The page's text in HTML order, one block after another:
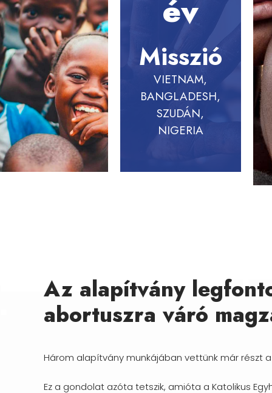
év
Misszió
VIETNAM,
BANGLADESH,
SZUDÁN,
NIGERIA
Az alapítvány
abortuszra váró
Három alapítvány munkájában vettünk már részt
Ez a gondolat azóta tetszik, amióta a Katolikus